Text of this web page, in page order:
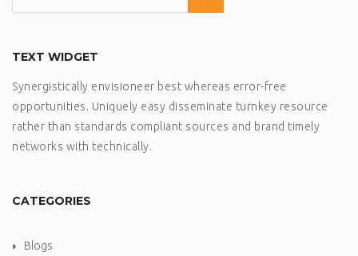
TEXT WIDGET
Synergistically envisioneer best whereas error-free
opportunities. Uniquely easy disseminate turnkey resource
rather than standards compliant sources and brand timely
networks with technically.
CATEGORIES
Blogs